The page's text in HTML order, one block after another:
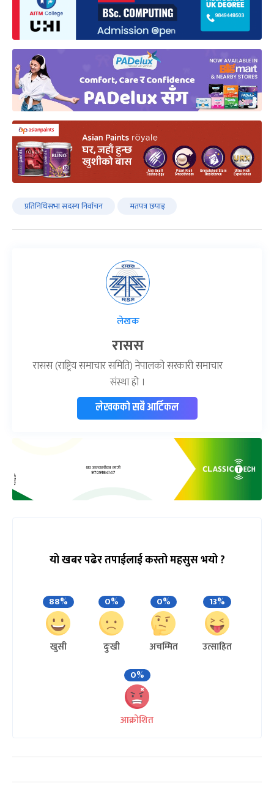
प्रतिनिधिसभा सदस्य निर्वाचन मतपत्र छपाइ
लेखक
रासस
रासस (राष्ट्रिय समाचार समिति) नेपालको सरकारी समाचार
संस्था हो ।
लेखकको सबै आर्टिकल
यो खबर पढेर तपाईलाई कस्तो महसुस भयो ?
88%
खुसी
0%
दुःखी
0%
अचम्मित
13%
उत्साहित
0%
आक्रोशित